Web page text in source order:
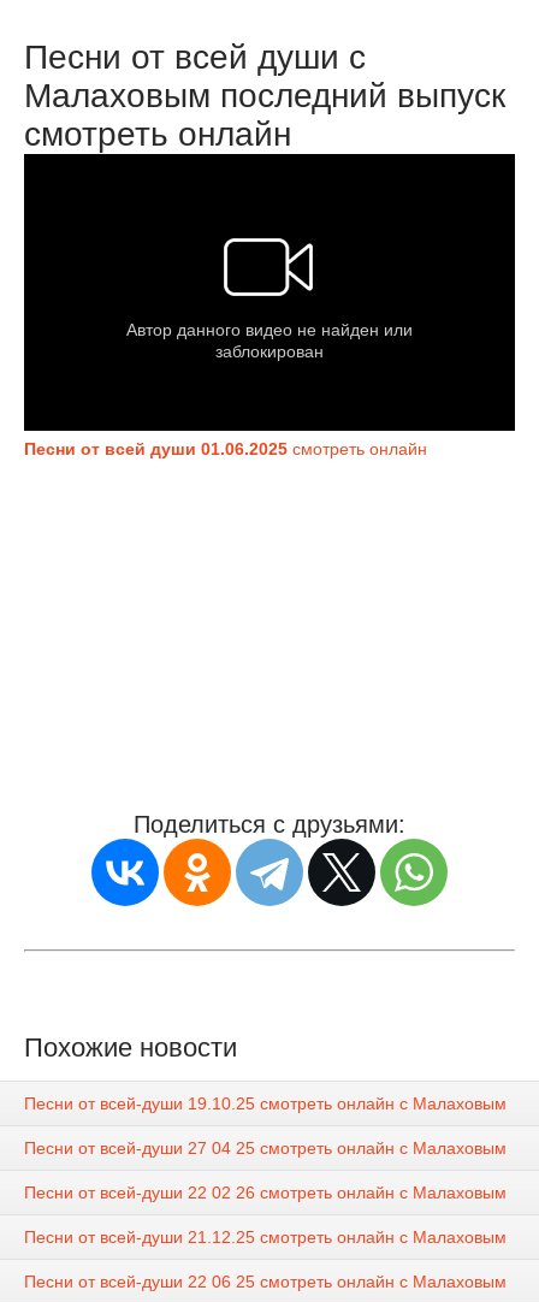
Песни от всей души с
Малаховым последний выпуск
смотреть онлайн
Песни от всей души 01.06.2025 смотреть онлайн
Поделиться с друзьями:
Похожие новости
Песни от всей-души 19.10.25 смотреть онлайн с Малаховым
Песни от всей-души 27 04 25 смотреть онлайн с Малаховым
Песни от всей-души 22 02 26 смотреть онлайн с Малаховым
Песни от всей-души 21.12.25 смотреть онлайн с Малаховым
Песни от всей-души 22 06 25 смотреть онлайн с Малаховым